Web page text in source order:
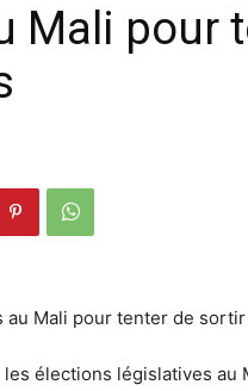
Mali pour
élections législatives au